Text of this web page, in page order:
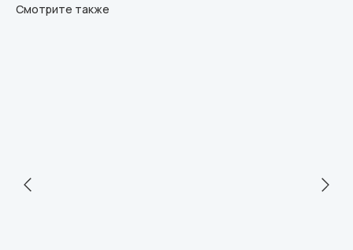
Смотрите также